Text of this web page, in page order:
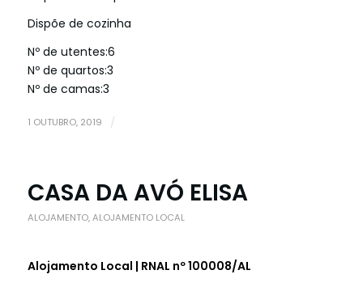
Dispõe de cozinha
Nº de utentes:6
Nº de quartos:3
Nº de camas:3
1 OUTUBRO, 2019 /
CASA DA AVÓ ELISA
ALOJAMENTO,ALOJAMENTO LOCAL
Alojamento Local | RNAL nº 100008/AL